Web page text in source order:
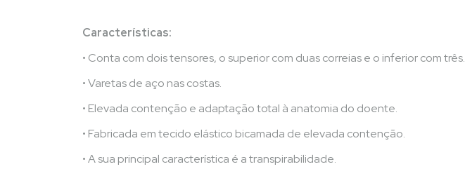
Características:
• Conta com dois tensores, o superior com duas correias e o inferior com três.
• Varetas de aço nas costas.
• Elevada contenção e adaptação total à anatomia do doente.
• Fabricada em tecido elástico bicamada de elevada contenção.
• A sua principal característica é a transpirabilidade.